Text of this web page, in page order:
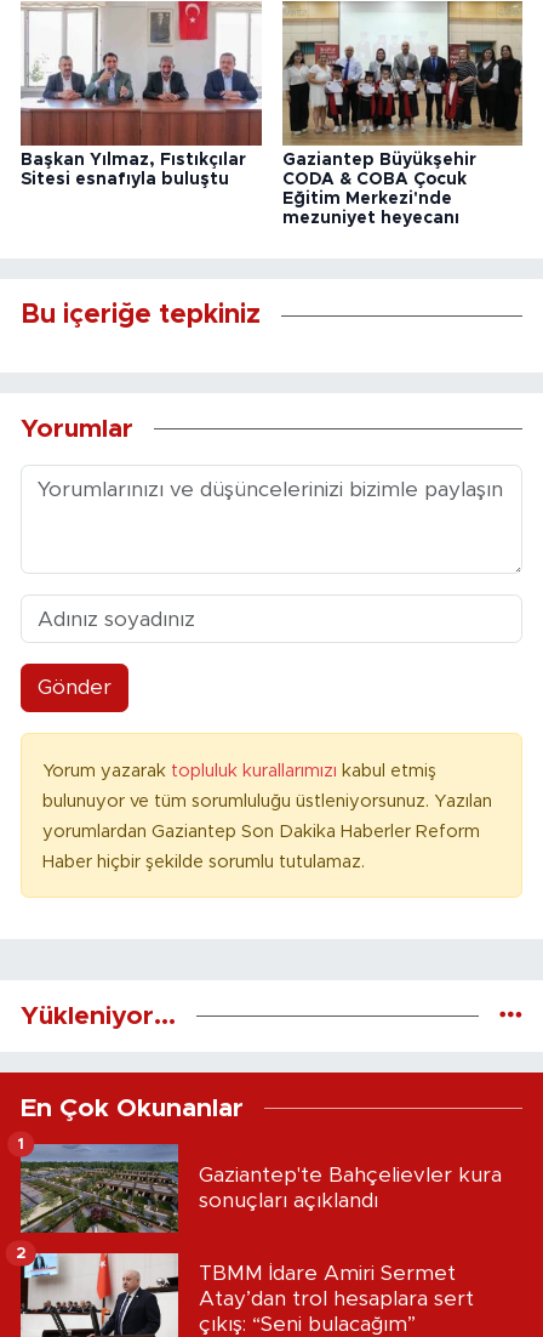
Başkan Yılmaz, Fıstıkçılar
Sitesi esnafıyla buluştu
Gaziantep Büyükşehir
CODA & COBA Çocuk
Eğitim Merkezi'nde
mezuniyet heyecanı
Bu içeriğe tepkiniz
Yorumlar
Gönder
Yorum yazarak topluluk kurallarımızı kabul etmiş
bulunuyor ve tüm sorumluluğu üstleniyorsunuz. Yazılan
yorumlardan Gaziantep Son Dakika Haberler Reform
Haber hiçbir şekilde sorumlu tutulamaz.
Yükleniyor...
En Çok Okunanlar
Gaziantep'te Bahçelievler kura
sonuçları açıklandı
1
TBMM İdare Amiri Sermet
Atay’dan trol hesaplara sert
çıkış: “Seni bulacağım”
2